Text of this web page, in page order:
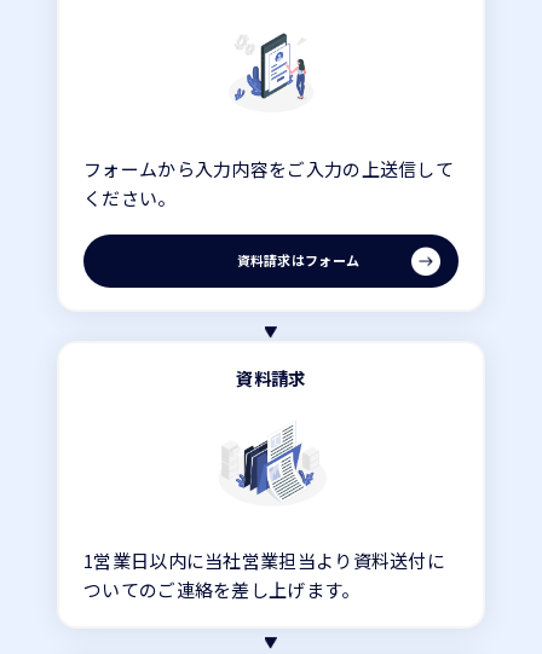
フォームから入力内容をご入力の上送信して
ください。
資料請求はフォーム
資料請求
1営業日以内に当社営業担当より資料送付に
ついてのご連絡を差し上げます。